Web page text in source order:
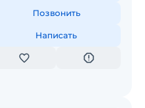
Позвонить
Написать